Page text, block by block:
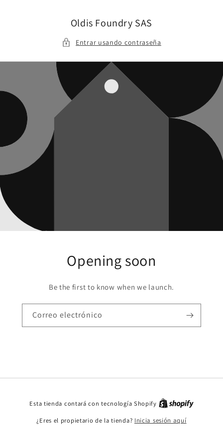
Oldis Foundry SAS
Entrar usando contraseña
Opening soon
Be the first to know when we launch.
Correo electrónico
Esta tienda contará con tecnología Shopify
¿Eres el propietario de la tienda? Inicia sesión aquí